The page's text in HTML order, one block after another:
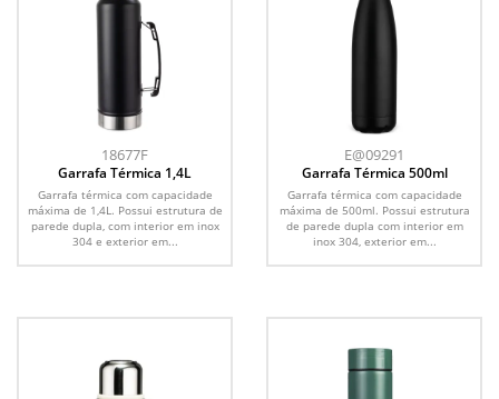
18677F
Garrafa Térmica 1,4L
Garrafa térmica com capacidade
máxima de 1,4L. Possui estrutura de
parede dupla, com interior em inox
304 e exterior em...
E@09291
Garrafa Térmica 500ml
Garrafa térmica com capacidade
máxima de 500ml. Possui estrutura
de parede dupla com interior em
inox 304, exterior em...